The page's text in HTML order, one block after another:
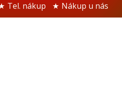
Tel. nákup Nákup u nás